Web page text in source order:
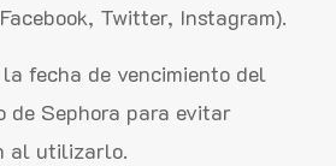
Twitter, Instagram).
fecha de vencimiento del
de Sephora para evitar
al utilizarlo.